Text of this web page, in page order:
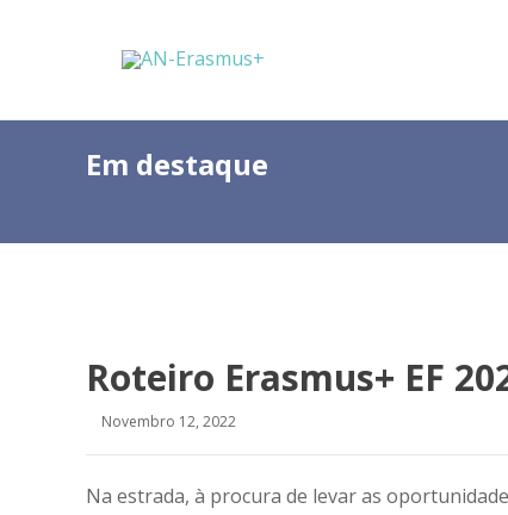
Em destaque
Roteiro Erasmus+ EF
Novembro 12, 2022
Na estrada, à procura de levar as